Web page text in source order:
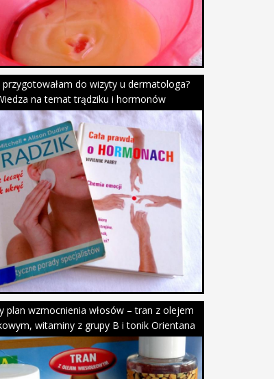
przygotowałam do wizyty u dermatologa?
na temat trądziku i hormonów
plan wzmocnienia włosów – tran z olejem
witaminy z grupy B i tonik Orientana